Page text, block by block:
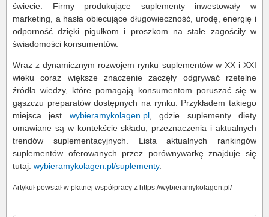
świecie. Firmy produkujące suplementy inwestowały w
marketing, a hasła obiecujące długowieczność, urodę, energię i
odporność dzięki pigułkom i proszkom na stałe zagościły w
świadomości konsumentów.
Wraz z dynamicznym rozwojem rynku suplementów w XX i XXI
wieku coraz większe znaczenie zaczęły odgrywać rzetelne
źródła wiedzy, które pomagają konsumentom poruszać się w
gąszczu preparatów dostępnych na rynku. Przykładem takiego
miejsca jest wybieramykolagen.pl, gdzie suplementy diety
omawiane są w kontekście składu, przeznaczenia i aktualnych
trendów suplementacyjnych. Lista aktualnych rankingów
suplementów oferowanych przez porównywarkę znajduje się
tutaj: wybieramykolagen.pl/suplementy.
Artykuł powstał w płatnej współpracy z https://wybieramykolagen.pl/